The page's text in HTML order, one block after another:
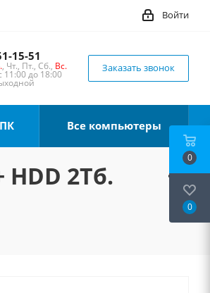
Войти
15-51
, Чт., Пт., Сб., Вс.
11:00 до 18:00
Заказать звонок
Все компьютеры
HDD 2Тб.
0
0